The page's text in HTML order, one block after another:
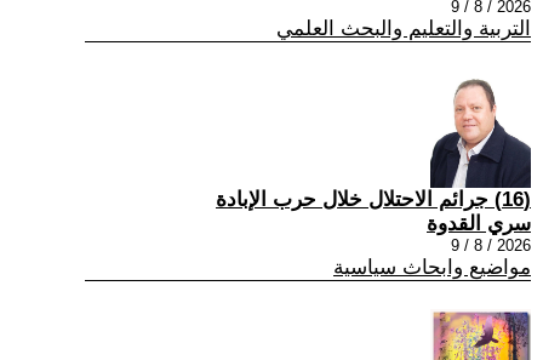
2026 / 8 / 9
التربية والتعليم والبحث العلمي
(16) جرائم الاحتلال خلال حرب الإبادة
سري القدوة
2026 / 8 / 9
مواضيع وابحاث سياسية